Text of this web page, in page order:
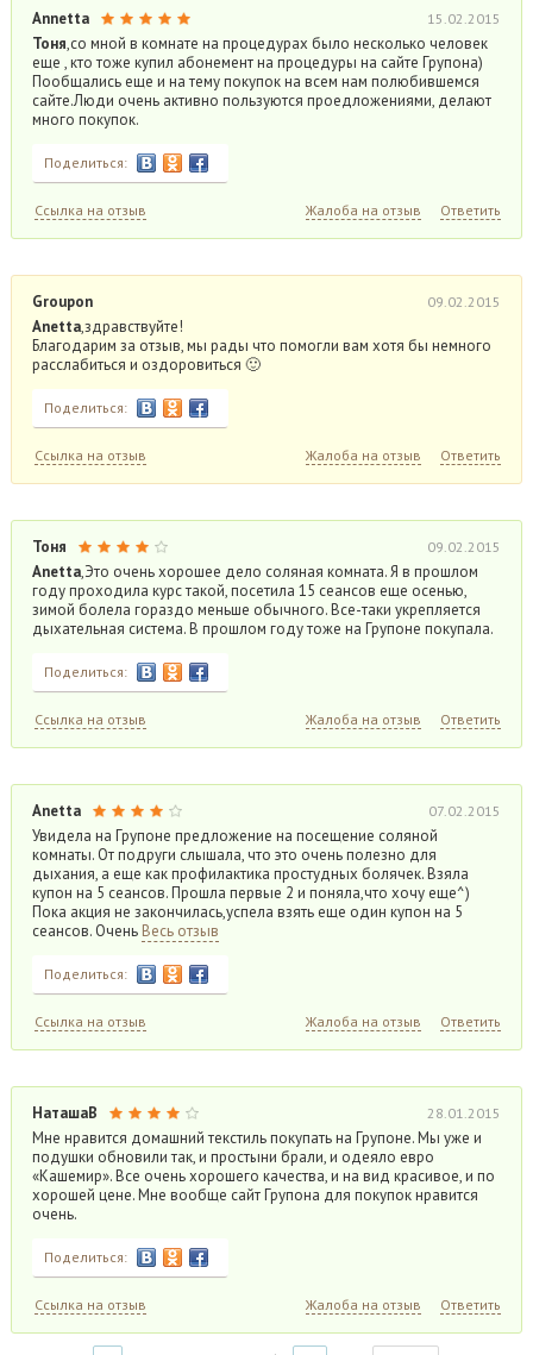
Annetta 15.02.2015
Тоня,со мной в комнате на процедурах было несколько человек
еще , кто тоже купил абонемент на процедуры на сайте Групона)
Пообщались еще и на тему покупок на всем нам полюбившемся
сайте.Люди очень активно пользуются проедложениями, делают
много покупок.
Поделиться:
Ссылка на отзыв Жалоба на отзыв Ответить
Groupon 09.02.2015
Anetta,здравствуйте!
Благодарим за отзыв, мы рады что помогли вам хотя бы немного
расслабиться и оздоровиться 🙂
Поделиться:
Ссылка на отзыв Жалоба на отзыв Ответить
Тоня 09.02.2015
Anetta,Это очень хорошее дело соляная комната. Я в прошлом
году проходила курс такой, посетила 15 сеансов еще осенью,
зимой болела гораздо меньше обычного. Все-таки укрепляется
дыхательная система. В прошлом году тоже на Групоне покупала.
Поделиться:
Ссылка на отзыв Жалоба на отзыв Ответить
Anetta 07.02.2015
Увидела на Групоне предложение на посещение соляной
комнаты. От подруги слышала, что это очень полезно для
дыхания, а еще как профилактика простудных болячек. Взяла
купон на 5 сеансов. Прошла первые 2 и поняла,что хочу еще^)
Пока акция не закончилась,успела взять еще один купон на 5
сеансов. Очень Весь отзыв
Поделиться:
Ссылка на отзыв Жалоба на отзыв Ответить
НаташаВ 28.01.2015
Мне нравится домашний текстиль покупать на Групоне. Мы уже и
подушки обновили так, и простыни брали, и одеяло евро
«Кашемир». Все очень хорошего качества, и на вид красивое, и по
хорошей цене. Мне вообще сайт Групона для покупок нравится
очень.
Поделиться:
Ссылка на отзыв Жалоба на отзыв Ответить